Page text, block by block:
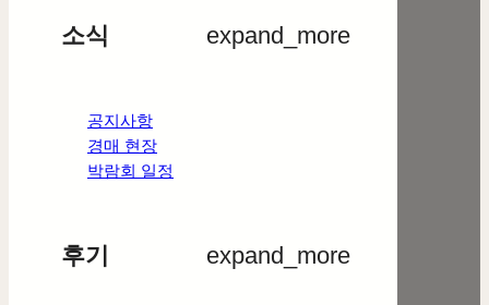
소식 expand_more
공지사항
경매 현장
박람회 일정
후기 expand_more